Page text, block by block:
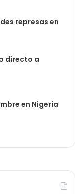
represas en
directo a
en Nigeria